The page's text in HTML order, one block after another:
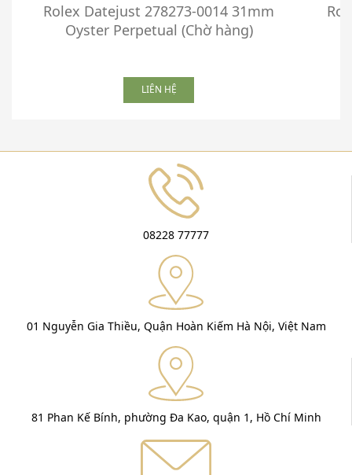
Rolex Datejust 278273-0014 31mm
Oyster Perpetual (Chờ hàng)
LIÊN HỆ
08228 77777
01 Nguyễn Gia Thiều, Quận Hoàn Kiếm Hà Nội, Việt Nam
81 Phan Kế Bính, phường Đa Kao, quận 1, Hồ Chí Minh